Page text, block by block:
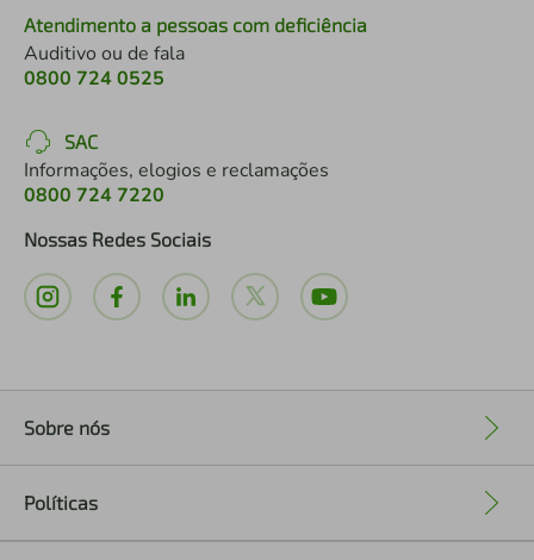
Atendimento a pessoas com deficiência
Auditivo ou de fala
0800 724 0525
SAC
Informações, elogios e reclamações
0800 724 7220
Nossas Redes Sociais
Sobre nós
Políticas